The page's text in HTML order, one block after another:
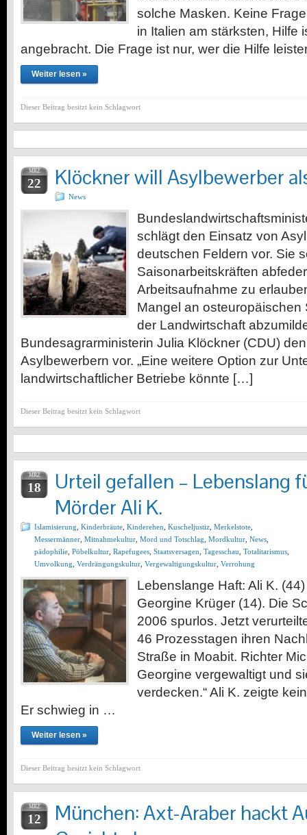
solche Masken. Keine
in Italien am stärksten, Hilfe
angebracht. Die Frage ist nur, wer die Hilfe
Weiter lesen »
Dieser Beitrag besitzt kein Schlagwort
MRZ
22 Klöckner will Asylbewerber
News
schlägt den Einsatz von
deutschen Feldern vor. Sie
Saisonarbeitskräften
Arbeitsaufnahme zu
Mangel an osteuropäischen
der Landwirtschaft
Bundesagrarministerin Julia Klöckner (CDU)
Asylbewerbern vor. „Eine weitere Option zur
landwirtschaftlicher Betriebe könnte […]
Dieser Beitrag besitzt kein Schlagwort
MRZ
18
Urteil gefallen – Lebenslang
Mörder Ali K.
Islamisierung Kinderbräute Kinderehen Kuscheljustiz Merkelstote
Messermänner Mitnahmekultur Mord und Totschlag Mordkultur News
pädophilie Pöbelkultur Rapefugees Staatsversagen Tagesschau Totalitarismus
Umvolkung Verdrängungskultur Vergewaltigungskultur Verrohung
Lebenslange Haft: Ali K.
Georgine Krüger (14). Die
2006 spurlos. Jetzt
46 Prozesstagen ihren
Straße in Moabit. Richter
Georgine vergewaltigt und
verdecken.“ Ali K. zeigte
Er schwieg in …
Weiter lesen »
Dieser Beitrag besitzt kein Schlagwort
MRZ
12
München: Axt-Araber hackt